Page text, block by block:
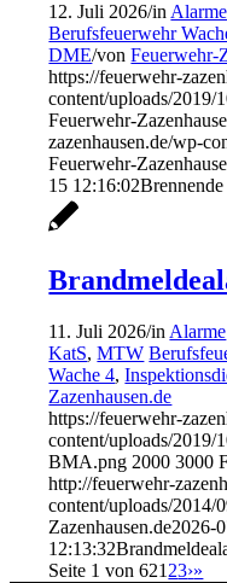
12. Juli 2026/in Alarme
Berufsfeuerwehr
DME/vonFeuerwehr-
https://feuerwehr-
content/uploads/2019/
Feuerwehr-
zazenhausen.de/wp-
Feuerwehr-
15 12:16:02
11. Juli 2026/in Alarme
KatS,MTW
Wache 4,
Zazenhausen.de
https://feuerwehr-
content/uploads/2019/
BMA.png 2000 3000
http://feuerwehr-
content/uploads/2014/
Zazenhausen.de2026-
12:13:32
Seite 1 von 621 23›»